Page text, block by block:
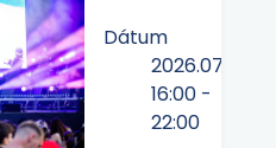
Dátum
2026.07.23
16:00 -
22:00